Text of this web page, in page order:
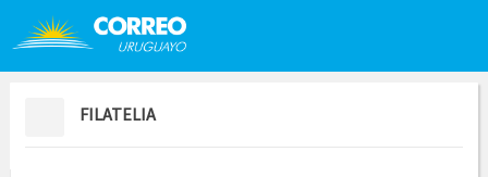
Saltar al contenido
FILATELIA